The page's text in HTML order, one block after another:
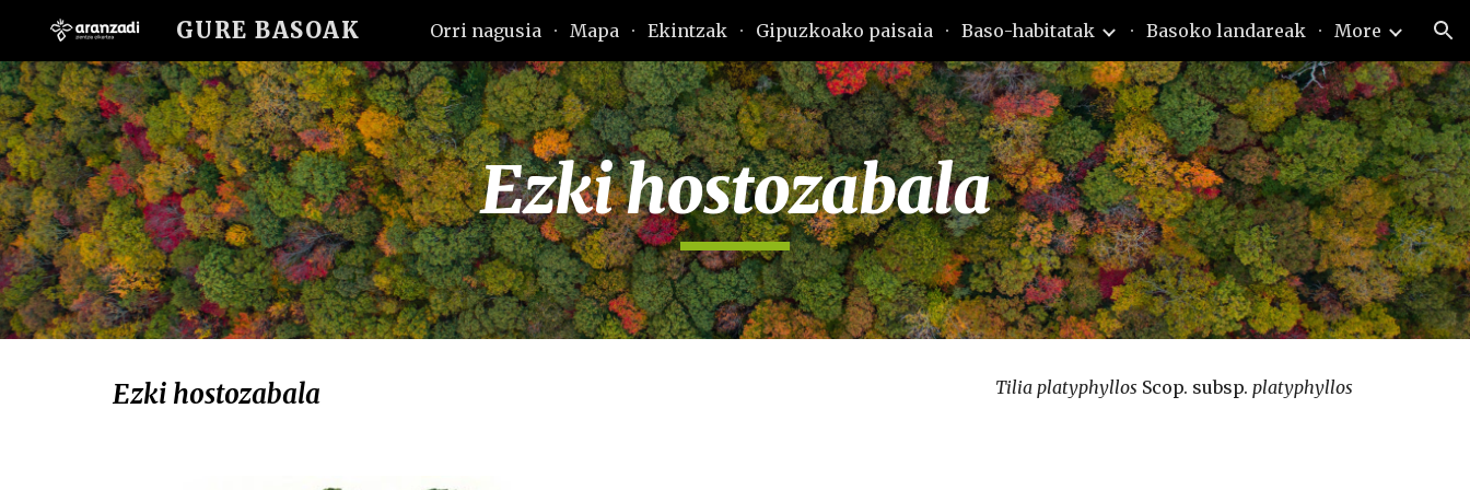
Skip to main content Skip to navigation
GURE BASOAK Orri nagusia Mapa Ekintzak Gipuzkoako paisaia Baso-habitatak Basoko landareak More
Ezki hostozabala
Ezki hostozabala Tilia platyphyllos Scop. subsp. platyphyllos